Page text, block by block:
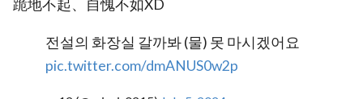
跪地不起、自愧不如XD
전설의 화장실 갈까봐 (물) 못 마시겠어요
pic.twitter.com/dmANUS0w2p